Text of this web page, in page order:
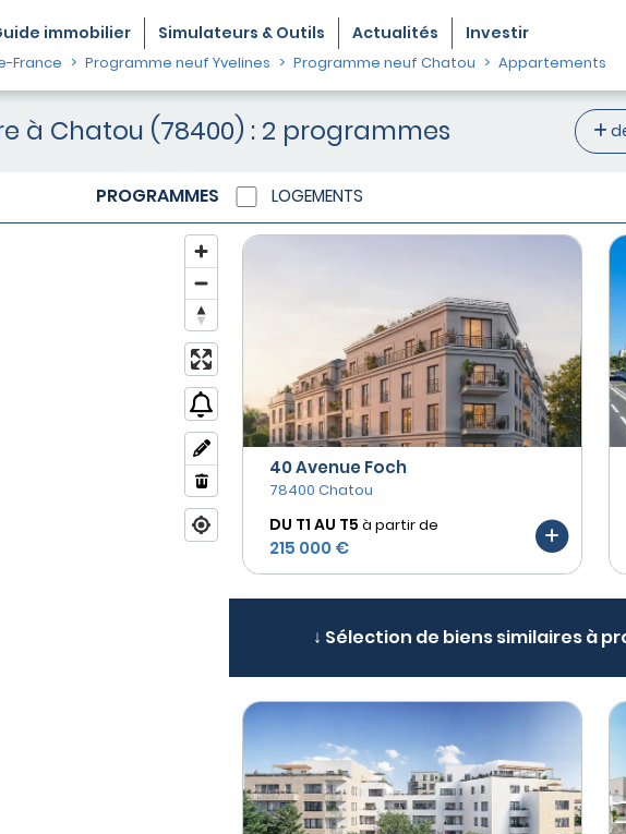
immobilier Simulateurs & Outils Actualités Investir
France Programme neuf Yvelines Programme neuf Chatou Appartements
à Chatou (78400) : 2 programmes
PROGRAMMES LOGEMENTS
40 Avenue Foch
78400 Chatou
DU T1 AU T5 à partir de
215 000 €
↓ Sélection de biens similaires à